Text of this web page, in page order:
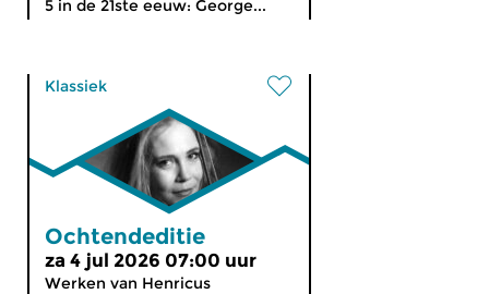
5 in de 21ste eeuw: George...
Klassiek
Ochtendeditie
za 4 jul 2026 07:00 uur
Werken van Henricus